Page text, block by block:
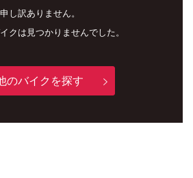
申し訳ありません。
クは見つかりませんでした。
のバイクを探す